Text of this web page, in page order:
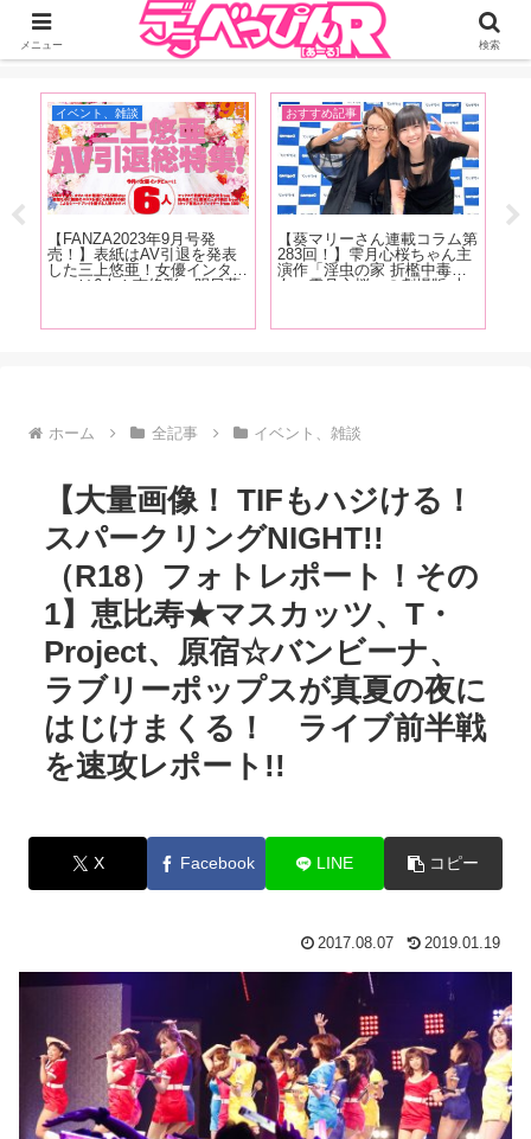
ジーオーティーが運営するちょっとHなニュースサイ。サイト内のリンクには
DMMアフィリエイトが含まれているものがあります
イベント、雑談
【FANZA2023年9月号発
売！】表紙はAV引退を発表
した三上悠亜！女優インタビ
ューは6人！南條彩、明日葉
清原みゆう・朝日りおのグラ
おすすめ記事
【葵マリーさん連載コラム第
283回！】雫月心桜ちゃん主
演作「淫虫の家 折檻中毒少
女〜雫月心桜」の劇場版 上
ホーム 全記事 イベント、雑談
【大量画像！ TIFもハジける！
スパークリングNIGHT!!
（R18）フォトレポート！その
1】恵比寿★マスカッツ、T・
Project、原宿☆バンビーナ、
ラブリーポップスが真夏の夜に
はじけまくる！ ライブ前半戦
を速攻レポート!!
X Facebook LINE コピー
2017.08.07 2019.01.19
メニュー 検索